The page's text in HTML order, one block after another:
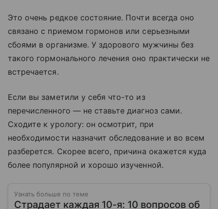
Это очень редкое состояние. Почти всегда оно
связано с приемом гормонов или серьезными
сбоями в организме. У здорового мужчины без
такого гормонального лечения оно практически не
встречается.
Если вы заметили у себя что-то из
перечисленного — не ставьте диагноз сами.
Сходите к урологу: он осмотрит, при
необходимости назначит обследование и во всем
разберется. Скорее всего, причина окажется куда
более популярной и хорошо изученной.
Узнать больше по теме
Страдает каждая 10-я: 10 вопросов об